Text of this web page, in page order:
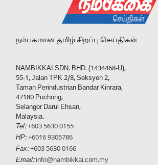
நம்பகமான தமிழ் சிறப்பு செய்திகள்
NAMBIKKAI SDN. BHD. (1434468-U),
55-1, Jalan TPK 2/8, Seksyen 2,
Taman Perindustrian Bandar Kinrara,
47180 Puchong,
Selangor Darul Ehsan,
Malaysia.
Tel:+603 5630 0155
HP:+6016 9305786
Fax: +603 5630 0166
Email: info@nambikkai.com.my